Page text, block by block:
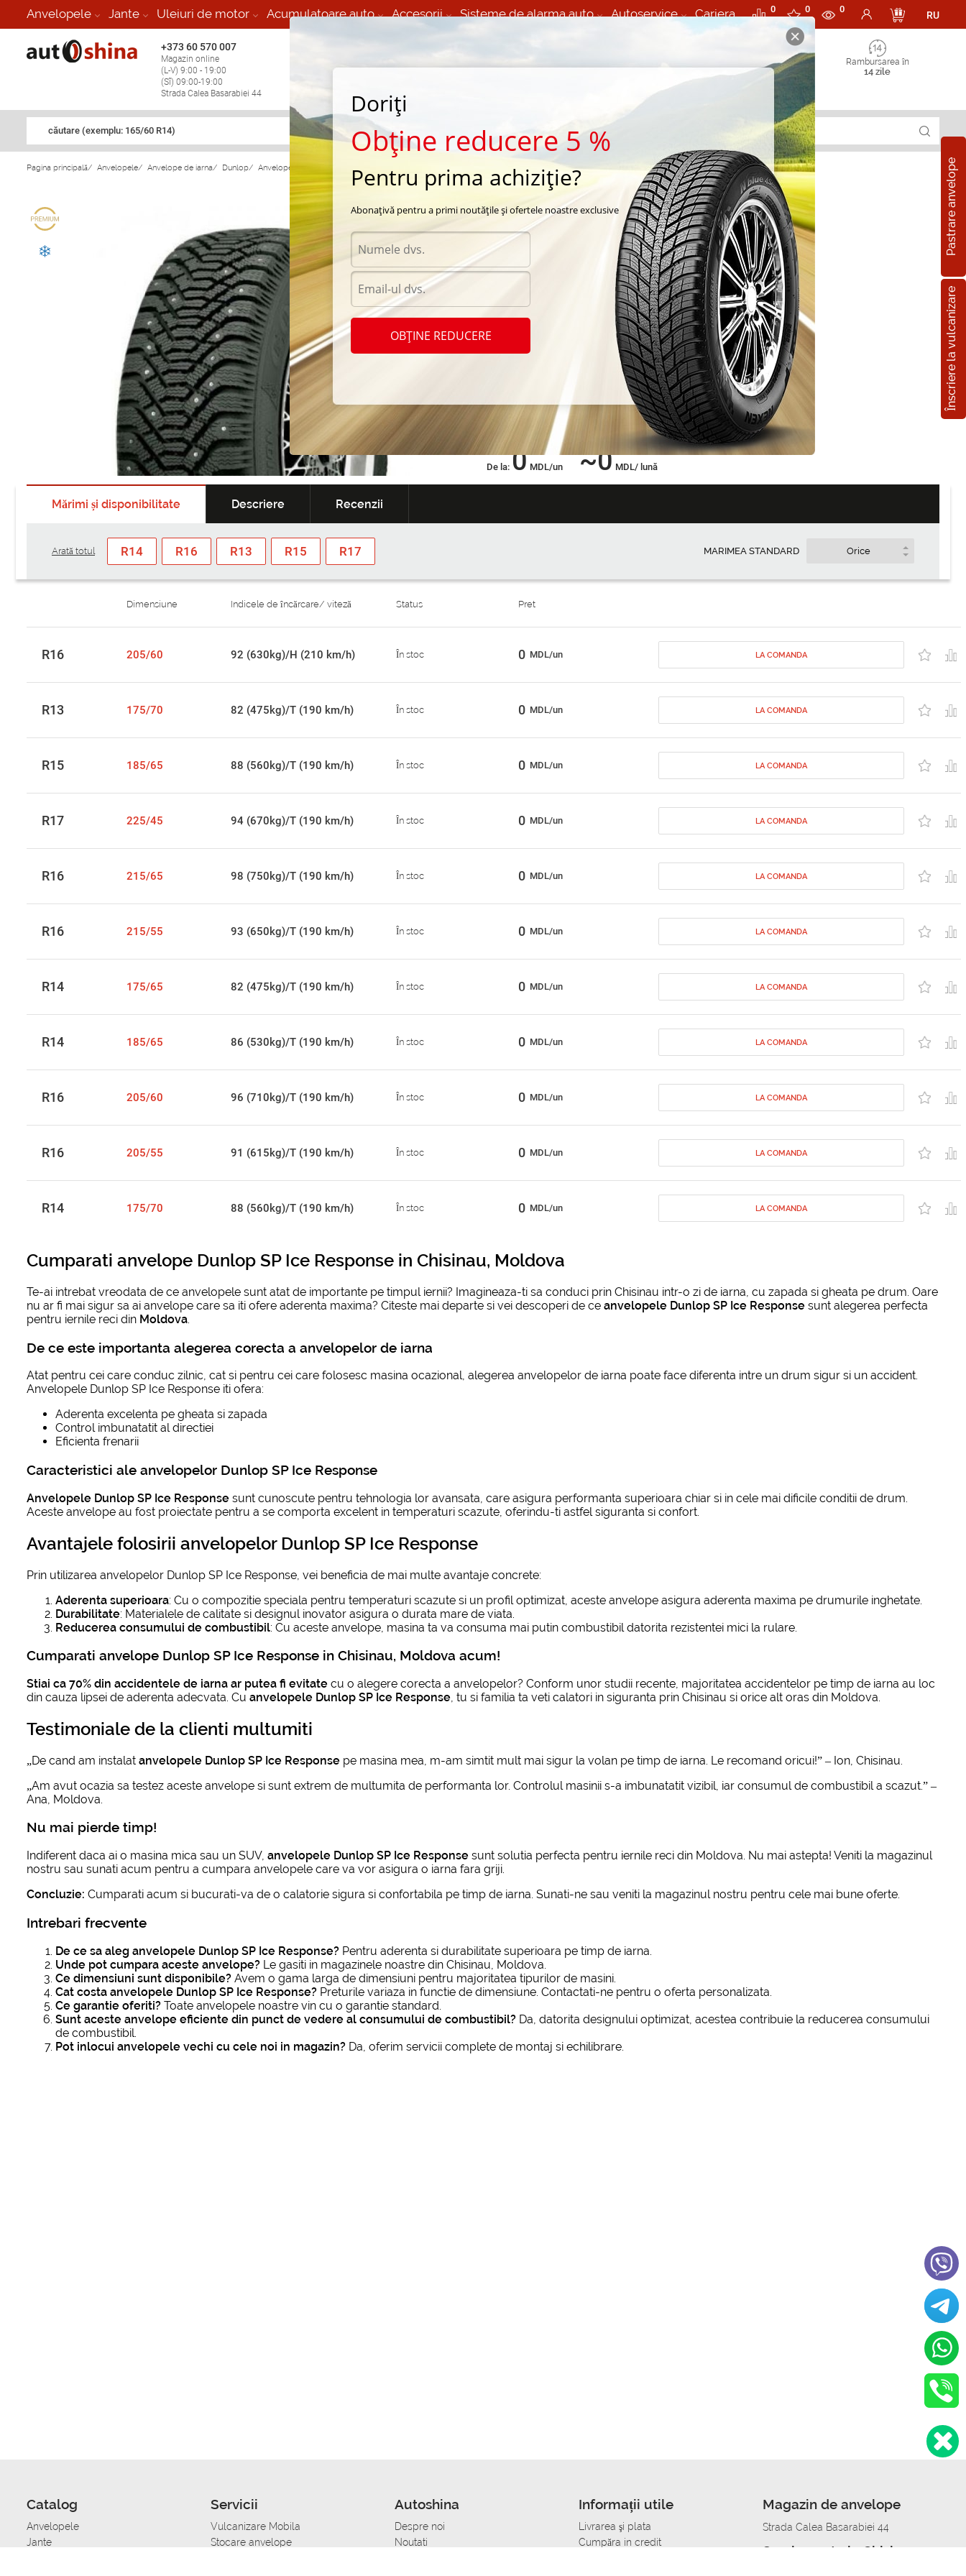
Anvelopele Jante Uleiuri de motor Acumulatoare auto Accesorii Sisteme de alarma auto Autoservice Cariera 0 0 0
RU
+373 60 570 007
Magazin online
(L-V) 9:00 - 19:00
(Sî) 09:00-19:00
Strada Calea Basarabiei 44
stop în toate regiunile
(L-V) 9:00 - 19:00
Rambursarea în
14 zile
căutare (exemplu: 165/60 R14)
Pastrare anvelope
Înscriere la vulcanizare
Pagina principală/ Anvelopele/ Anvelope de iarna/ Dunlop/ Anvelope de iarna Dunlop
extinsă
Serviciul de anvelope
cadou
Cumpărați
la credit
De la: 0 MDL/un ~0 MDL/ lună
Mărimi și disponibilitate Descriere Recenzii
Arată totul R14 R16 R13 R15 R17 MARIMEA STANDARD
Dimensiune Indicele de încărcare/ viteză Status Pret
R16 205/60 92 (630kg)/H (210 km/h) În stoc 0 MDL/un LA COMANDA
R13 175/70 82 (475kg)/T (190 km/h) În stoc 0 MDL/un LA COMANDA
R15 185/65 88 (560kg)/T (190 km/h) În stoc 0 MDL/un LA COMANDA
R17 225/45 94 (670kg)/T (190 km/h) În stoc 0 MDL/un LA COMANDA
R16 215/65 98 (750kg)/T (190 km/h) În stoc 0 MDL/un LA COMANDA
R16 215/55 93 (650kg)/T (190 km/h) În stoc 0 MDL/un LA COMANDA
R14 175/65 82 (475kg)/T (190 km/h) În stoc 0 MDL/un LA COMANDA
R14 185/65 86 (530kg)/T (190 km/h) În stoc 0 MDL/un LA COMANDA
R16 205/60 96 (710kg)/T (190 km/h) În stoc 0 MDL/un LA COMANDA
R16 205/55 91 (615kg)/T (190 km/h) În stoc 0 MDL/un LA COMANDA
R14 175/70 88 (560kg)/T (190 km/h) În stoc 0 MDL/un LA COMANDA
Cumparati anvelope Dunlop SP Ice Response in Chisinau, Moldova
Te-ai intrebat vreodata de ce anvelopele sunt atat de importante pe timpul iernii? Imagineaza-ti sa conduci prin Chisinau intr-o zi de iarna, cu zapada si gheata pe drum. Oare
nu ar fi mai sigur sa ai anvelope care sa iti ofere aderenta maxima? Citeste mai departe si vei descoperi de ce anvelopele Dunlop SP Ice Response sunt alegerea perfecta
pentru iernile reci din Moldova.
De ce este importanta alegerea corecta a anvelopelor de iarna
Atat pentru cei care conduc zilnic, cat si pentru cei care folosesc masina ocazional, alegerea anvelopelor de iarna poate face diferenta intre un drum sigur si un accident.
Anvelopele Dunlop SP Ice Response iti ofera:
Aderenta excelenta pe gheata si zapada
Control imbunatatit al directiei
Eficienta frenarii
Caracteristici ale anvelopelor Dunlop SP Ice Response
Anvelopele Dunlop SP Ice Response sunt cunoscute pentru tehnologia lor avansata, care asigura performanta superioara chiar si in cele mai dificile conditii de drum.
Aceste anvelope au fost proiectate pentru a se comporta excelent in temperaturi scazute, oferindu-ti astfel siguranta si confort.
Avantajele folosirii anvelopelor Dunlop SP Ice Response
Prin utilizarea anvelopelor Dunlop SP Ice Response, vei beneficia de mai multe avantaje concrete:
Aderenta superioara: Cu o compozitie speciala pentru temperaturi scazute si un profil optimizat, aceste anvelope asigura aderenta maxima pe drumurile inghetate.
Durabilitate: Materialele de calitate si designul inovator asigura o durata mare de viata.
Reducerea consumului de combustibil: Cu aceste anvelope, masina ta va consuma mai putin combustibil datorita rezistentei mici la rulare.
Cumparati anvelope Dunlop SP Ice Response in Chisinau, Moldova acum!
Stiai ca 70% din accidentele de iarna ar putea fi evitate cu o alegere corecta a anvelopelor? Conform unor studii recente, majoritatea accidentelor pe timp de iarna au loc
din cauza lipsei de aderenta adecvata. Cu anvelopele Dunlop SP Ice Response, tu si familia ta veti calatori in siguranta prin Chisinau si orice alt oras din Moldova.
Testimoniale de la clienti multumiti
„De cand am instalat anvelopele Dunlop SP Ice Response pe masina mea, m-am simtit mult mai sigur la volan pe timp de iarna. Le recomand oricui!” – Ion, Chisinau.
„Am avut ocazia sa testez aceste anvelope si sunt extrem de multumita de performanta lor. Controlul masinii s-a imbunatatit vizibil, iar consumul de combustibil a scazut.” –
Ana, Moldova.
Nu mai pierde timp!
Indiferent daca ai o masina mica sau un SUV, anvelopele Dunlop SP Ice Response sunt solutia perfecta pentru iernile reci din Moldova. Nu mai astepta! Veniti la magazinul
nostru sau sunati acum pentru a cumpara anvelopele care va vor asigura o iarna fara griji.
Concluzie: Cumparati acum si bucurati-va de o calatorie sigura si confortabila pe timp de iarna. Sunati-ne sau veniti la magazinul nostru pentru cele mai bune oferte.
Intrebari frecvente
De ce sa aleg anvelopele Dunlop SP Ice Response? Pentru aderenta si durabilitate superioara pe timp de iarna.
Unde pot cumpara aceste anvelope? Le gasiti in magazinele noastre din Chisinau, Moldova.
Ce dimensiuni sunt disponibile? Avem o gama larga de dimensiuni pentru majoritatea tipurilor de masini.
Cat costa anvelopele Dunlop SP Ice Response? Preturile variaza in functie de dimensiune. Contactati-ne pentru o oferta personalizata.
Ce garantie oferiti? Toate anvelopele noastre vin cu o garantie standard.
Sunt aceste anvelope eficiente din punct de vedere al consumului de combustibil? Da, datorita designului optimizat, acestea contribuie la reducerea consumului
de combustibil.
Pot inlocui anvelopele vechi cu cele noi in magazin? Da, oferim servicii complete de montaj si echilibrare.
Catalog
Anvelopele
Jante
Servicii
Vulcanizare Mobila
Stocare anvelope
Autoshina
Despre noi
Noutati
Informații utile
Livrarea şi plata
Сumpăra in credit
Magazin de anvelope
Strada Calea Basarabiei 44
Service auto in Chisinau
Doriți
Obține reducere 5 %
Pentru prima achiziție?
Abonațivă pentru a primi noutățile și ofertele noastre exclusive
OBȚINE REDUCERE